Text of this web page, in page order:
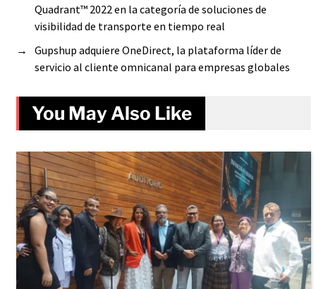
Quadrant™ 2022 en la categoría de soluciones de
visibilidad de transporte en tiempo real
→
Gupshup adquiere OneDirect, la plataforma líder de
servicio al cliente omnicanal para empresas globales
You May Also Like